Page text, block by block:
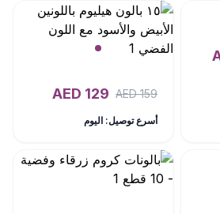
159
AED
129
أسرع توصيل: اليوم